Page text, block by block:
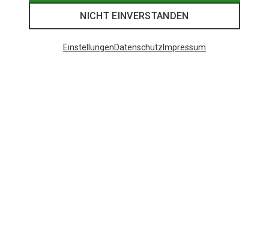
NICHT EINVERSTANDEN
EinstellungenDatenschutz Impressum